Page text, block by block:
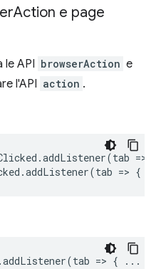
Action e page
le API browserAction e
l'API action .
.addListener(tab =>
.addListener(tab => {
.addListener(tab => { ...